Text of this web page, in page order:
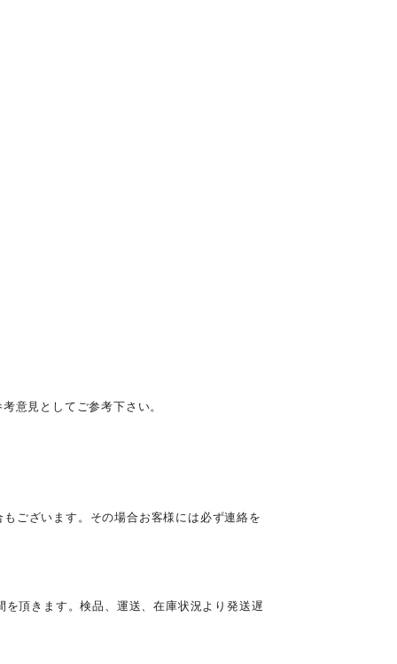
意見としてご参考下さい。
ございます。その場合お客様には必ず連絡を
頂きます。検品、運送、在庫状況より発送遅